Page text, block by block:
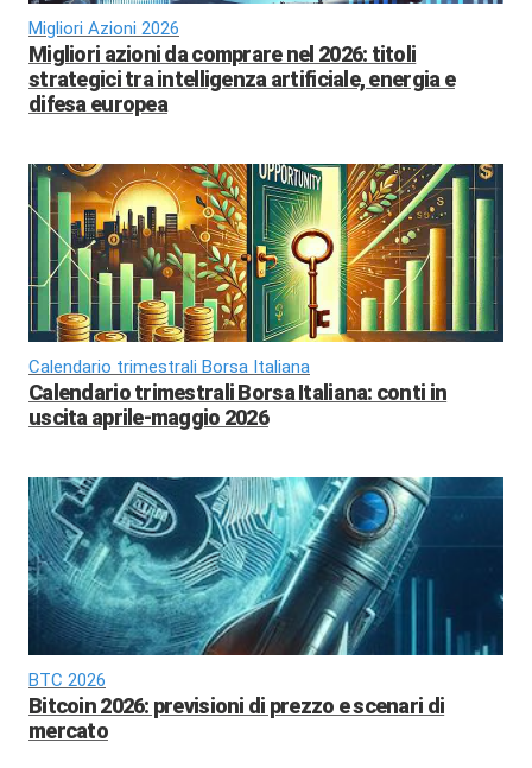
Migliori Azioni 2026
Migliori azioni da comprare nel 2026: titoli
strategici tra intelligenza artificiale, energia e
difesa europea
Calendario trimestrali Borsa Italiana
Calendario trimestrali Borsa Italiana: conti in
uscita aprile-maggio 2026
BTC 2026
Bitcoin 2026: previsioni di prezzo e scenari di
mercato